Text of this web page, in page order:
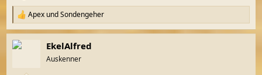
R
e
a
k
Apex undSondengeher
EkelAlfred
Auskenner